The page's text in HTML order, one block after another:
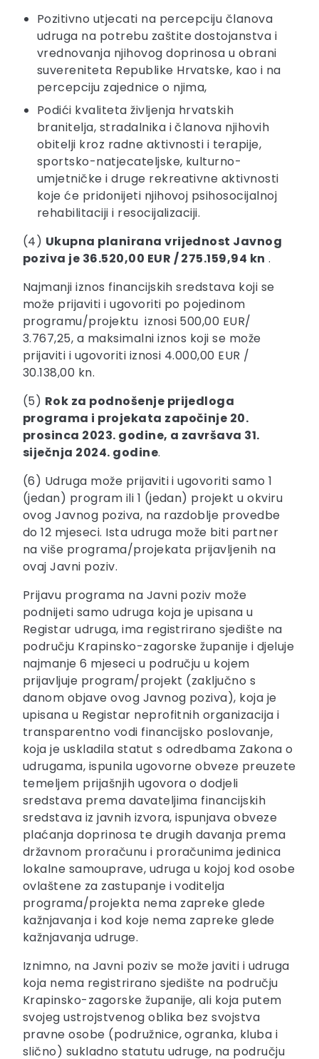
Pozitivno utjecati na percepciju članova
udruga na potrebu zaštite dostojanstva i
vrednovanja njihovog doprinosa u obrani
suvereniteta Republike Hrvatske, kao i na
percepciju zajednice o njima,
Podići kvaliteta življenja hrvatskih
branitelja, stradalnika i članova njihovih
obitelji kroz radne aktivnosti i terapije,
sportsko-natjecateljske, kulturno-
umjetničke i druge rekreativne aktivnosti
koje će pridonijeti njihovoj psihosocijalnoj
rehabilitaciji i resocijalizaciji.
(4) Ukupna planirana vrijednost Javnog
poziva je 36.520,00 EUR / 275.159,94 kn .
Najmanji iznos financijskih sredstava koji se
može prijaviti i ugovoriti po pojedinom
programu/projektu iznosi 500,00 EUR/
3.767,25, a maksimalni iznos koji se može
prijaviti i ugovoriti iznosi 4.000,00 EUR /
30.138,00 kn.
(5) Rok za podnošenje prijedloga
programa i projekata započinje 20.
prosinca 2023. godine, a završava 31.
siječnja 2024. godine.
(6) Udruga može prijaviti i ugovoriti samo 1
(jedan) program ili 1 (jedan) projekt u okviru
ovog Javnog poziva, na razdoblje provedbe
do 12 mjeseci. Ista udruga može biti partner
na više programa/projekata prijavljenih na
ovaj Javni poziv.
Prijavu programa na Javni poziv može
podnijeti samo udruga koja je upisana u
Registar udruga, ima registrirano sjedište na
području Krapinsko-zagorske županije i djeluje
najmanje 6 mjeseci u području u kojem
prijavljuje program/projekt (zaključno s
danom objave ovog Javnog poziva), koja je
upisana u Registar neprofitnih organizacija i
transparentno vodi financijsko poslovanje,
koja je uskladila statut s odredbama Zakona o
udrugama, ispunila ugovorne obveze preuzete
temeljem prijašnjih ugovora o dodjeli
sredstava prema davateljima financijskih
sredstava iz javnih izvora, ispunjava obveze
plaćanja doprinosa te drugih davanja prema
državnom proračunu i proračunima jedinica
lokalne samouprave, udruga u kojoj kod osobe
ovlaštene za zastupanje i voditelja
programa/projekta nema zapreke glede
kažnjavanja i kod koje nema zapreke glede
kažnjavanja udruge.
Iznimno, na Javni poziv se može javiti i udruga
koja nema registrirano sjedište na području
Krapinsko-zagorske županije, ali koja putem
svojeg ustrojstvenog oblika bez svojstva
pravne osobe (podružnice, ogranka, kluba i
slično) sukladno statutu udruge, na području